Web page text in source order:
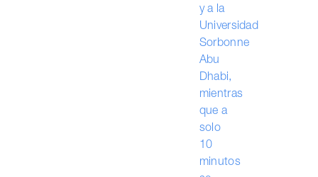
y a la
Universidad
Sorbonne
Abu
Dhabi,
mientras
que a
solo
10
minutos